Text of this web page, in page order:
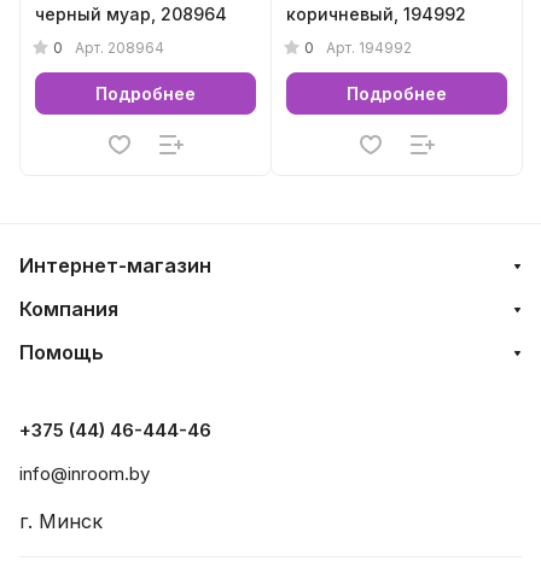
черный муар, 208964
0 Арт. 208964
Подробнее
коричневый, 194992
0 Арт. 194992
Подробнее
Интернет-магазин
Компания
Помощь
+375 (44) 46-444-46
info@inroom.by
г. Минск